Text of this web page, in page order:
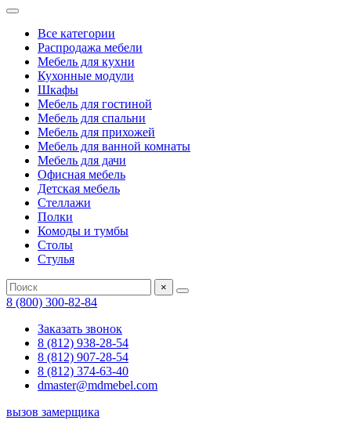
Все категории
Распродажа мебели
Мебель для кухни
Кухонные модули
Шкафы
Мебель для гостиной
Мебель для спальни
Мебель для прихожей
Мебель для ванной комнаты
Мебель для дачи
Офисная мебель
Детская мебель
Стеллажи
Полки
Комоды и тумбы
Столы
Стулья
×
8 (800) 300-82-84
Заказать звонок
8 (812) 938-28-54
8 (812) 907-28-54
8 (812) 374-63-40
dmaster@mdmebel.com
вызов замерщика